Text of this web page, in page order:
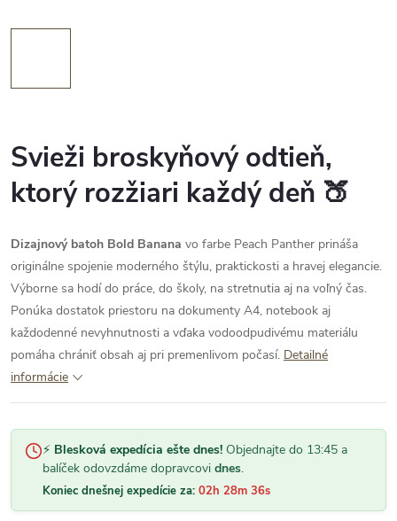
Svieži broskyňový odtieň,
ktorý rozžiari každý deň 🍑
Dizajnový batoh Bold Banana vo farbe Peach Panther prináša
originálne spojenie moderného štýlu, praktickosti a hravej elegancie.
Výborne sa hodí do práce, do školy, na stretnutia aj na voľný čas.
Ponúka dostatok priestoru na dokumenty A4, notebook aj
každodenné nevyhnutnosti a vďaka vodoodpudivému materiálu
pomáha chrániť obsah aj pri premenlivom počasí. Detailné
informácie
⚡ Blesková expedícia ešte dnes! Objednajte do 13:45 a
balíček odovzdáme dopravcovi dnes.
Koniec dnešnej expedície za: 02h 28m 35s